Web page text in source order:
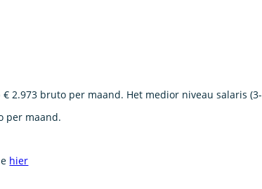
2.973 bruto per maand. Het medior niveau salaris
per maand.
hier